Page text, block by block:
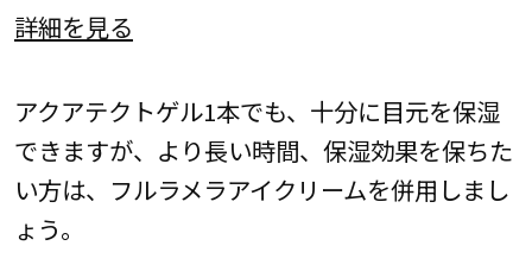
詳細を見る
アクアテクトゲル1本でも、十分に目元を保湿
できますが、より長い時間、保湿効果を保ちた
い方は、フルラメラアイクリームを併用しまし
ょう。